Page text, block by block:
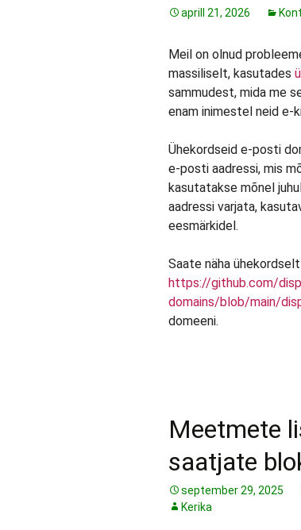
aprill 21, 2026
Meil on olnud
massiliselt, kasutades
sammudest, mida me
enam inimestel neid e-
Ühekordseid e-posti
e-posti aadressi, mis
kasutatakse mõnel
aadressi varjata,
eesmärkidel.
Saate näha
https://github.com/
domains/blob/main/
domeeni.
Meetmete
saatjate
september 29, 2025
Kerika